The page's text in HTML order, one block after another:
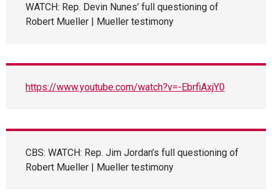
WATCH: Rep. Devin Nunes’ full questioning of
Robert Mueller | Mueller testimony
https://www.youtube.com/watch?v=-EbrfiAxjY0
CBS: WATCH: Rep. Jim Jordan’s full questioning of
Robert Mueller | Mueller testimony